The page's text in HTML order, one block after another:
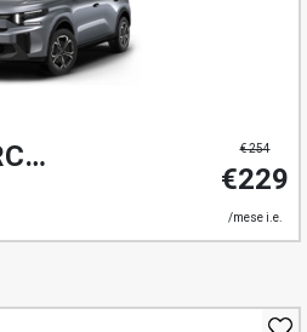
€ 254
€229
/mese i.e.
CITROEN C3 AIRCROSS